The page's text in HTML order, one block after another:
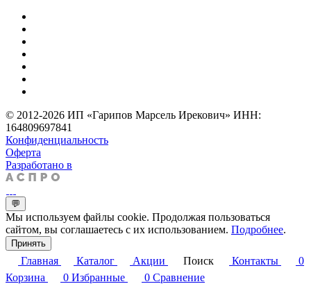
© 2012-2026 ИП «Гарипов Марсель Ирекович» ИНН:
164809697841
Конфиденциальность
Оферта
Разработано в
💬
Мы используем файлы cookie. Продолжая пользоваться
сайтом, вы соглашаетесь с их использованием. Подробнее.
Принять
Главная Каталог Акции Поиск Контакты
0
Корзина
0 Избранные 0 Сравнение